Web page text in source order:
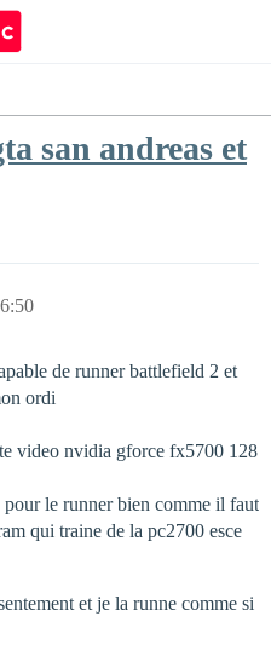
san andreas et
de runner battlefield 2 et
ordi
video nvidia gforce fx5700 128
le runner bien comme il faut
qui traine de la pc2700 esce
et je la runne comme si